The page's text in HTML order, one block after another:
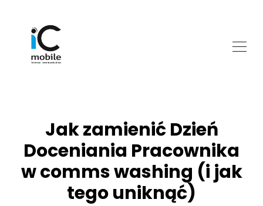
Jak zamienić Dzień
Doceniania Pracownika
w comms washing (i jak
tego uniknąć)